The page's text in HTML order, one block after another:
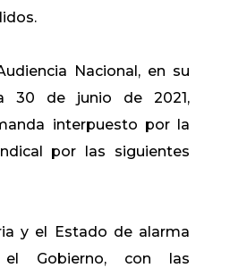
Nacional, en su
30 de junio de 2021,
interpuesto por la
por las siguientes
y el Estado de alarma
Gobierno, con las